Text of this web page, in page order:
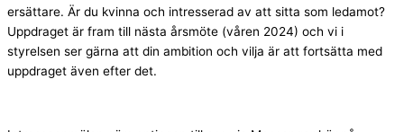
ersättare. Är du kvinna och intresserad av att sitta som ledamot?
Uppdraget är fram till nästa årsmöte (våren 2024) och vi i
styrelsen ser gärna att din ambition och vilja är att fortsätta med
uppdraget även efter det.